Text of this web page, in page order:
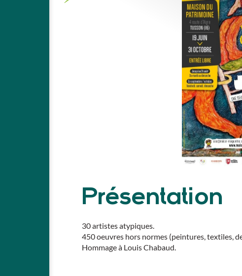
Présentation
30 artistes atypiques.
450 oeuvres hors normes (peintures, textiles,
Hommage à Louis Chabaud.